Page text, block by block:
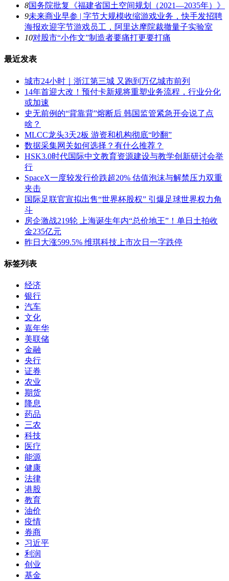
8国务院批复《福建省国土空间规划（2021―2035年）》
9未来商业早参 | 字节大规模收缩游戏业务，快手发招聘
海报欢迎字节游戏员工，阿里达摩院裁撤量子实验室
10对股市“小作文”制造者要痛打更要打痛
最近发表
城市24小时｜浙江第三城 又跑到万亿城市前列
14年首迎大改！预付卡新规将重塑业务流程，行业分化
或加速
史无前例的“背靠背”熔断后 韩国监管紧急开会说了点
啥？
MLCC龙头3天2板 游资和机构彻底“吵翻”
数据采集网关如何选择？有什么推荐？
HSK3.0时代国际中文教育资源建设与教学创新研讨会举
行
SpaceX一度较发行价跌超20% 估值泡沫与解禁压力双重
夹击
国际足联官宣拟出售“世界杯股权” 引爆足球世界权力角
斗
房企激战219轮 上海诞生年内“总价地王”！单日土拍收
金235亿元
昨日大涨599.5% 维琪科技上市次日一字跌停
标签列表
经济
银行
汽车
文化
嘉年华
美联储
金融
央行
证券
农业
期货
降息
药品
三农
科技
医疗
能源
健康
法律
港股
教育
油价
疫情
券商
习近平
利润
创业
基金